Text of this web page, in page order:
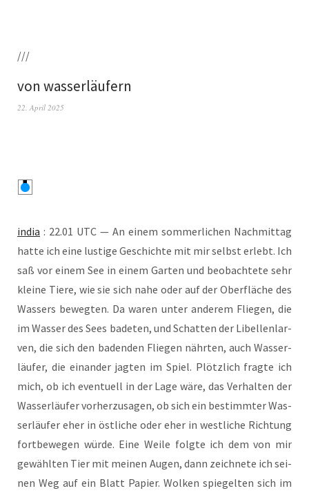
///
von wasserläufern
22. April 2025
india : 22.01 UTC — An einem som­mer­li­chen Nach­mit­tag
hat­te ich eine lus­ti­ge Geschich­te mit mir selbst erlebt. Ich
saß vor einem See in einem Gar­ten und beob­ach­te­te sehr
klei­ne Tie­re, wie sie sich nahe oder auf der Ober­flä­che des
Was­sers beweg­ten. Da waren unter ande­rem Flie­gen, die
im Was­ser des Sees bade­ten, und Schat­ten der Libel­len­lar­
ven, die sich den baden­den Flie­gen nähr­ten, auch Was­ser­
läu­fer, die ein­an­der jag­ten im Spiel. Plötz­lich frag­te ich
mich, ob ich even­tu­ell in der Lage wäre, das Ver­hal­ten der
Was­ser­läu­fer vor­her­zu­sa­gen, ob sich ein bestimm­ter Was­
ser­läu­fer eher in öst­li­che oder eher in west­li­che Rich­tung
fort­be­we­gen wür­de. Eine Wei­le folg­te ich dem von mir
gewähl­ten Tier mit mei­nen Augen, dann zeich­ne­te ich sei­
nen Weg auf ein Blatt Papier. Wol­ken spie­gel­ten sich im